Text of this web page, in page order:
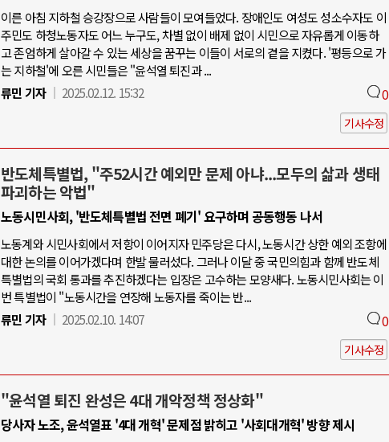
이른 아침 지하철 승강장으로 사람들이 모여들었다. 장애인도 여성도 성소수자도 이
주민도 하청노동자도 어느 누구도, 차별 없이 배제 없이 시민으로 자유롭게 이동하
고 존엄하게 살아갈 수 있는 세상을 꿈꾸는 이들이 서로의 곁을 지켰다. '평등으로 가
는 지하철'에 오른 시민들은 "윤석열 퇴진과 ...
류민 기자
2025.02.12. 15:32 0
기사수정
반도체특별법, "주52시간 예외만 문제 아냐...모두의 삶과 생태
파괴하는 악법"
노동시민사회, '반도체특별법 전면 폐기' 요구하며 공동행동 나서
노동계와 시민사회에서 저항이 이어지자 민주당은 다시, 노동시간 상한 예외 조항에
대한 논의를 이어가겠다며 한발 물러섰다. 그러나 이달 중 국민의힘과 함께 반도체
특별법의 국회 통과를 추진하겠다는 입장은 고수하는 모양새다. 노동시민사회는 이
번 특별법이 "노동시간을 연장해 노동자를 죽이는 반...
류민 기자
2025.02.10. 14:07 0
기사수정
"윤석열 퇴진 완성은 4대 개악정책 정상화"
당사자 노조, 윤석열표 '4대 개혁' 문제점 밝히고 '사회대개혁' 방향 제시